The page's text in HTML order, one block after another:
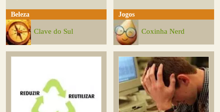
Beleza
Clave do Sul
Jogos
Coxinha Nerd